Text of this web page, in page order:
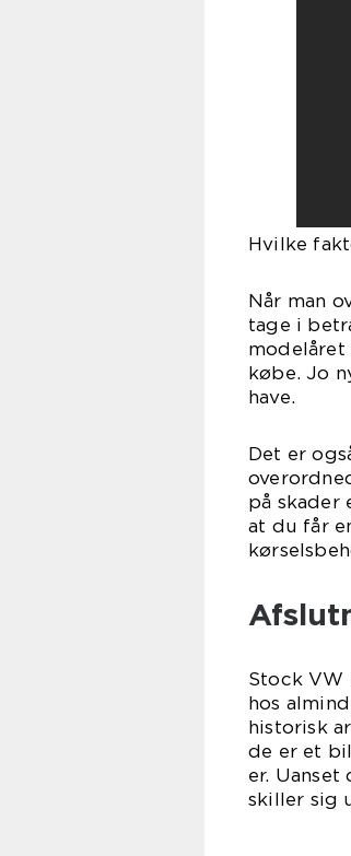
Hvilke
Når man
tage i
modelåret
købe. Jo
have.
Det er
på skader
at du får
Stock VW
hos
historisk
de er et
er.
skiller sig